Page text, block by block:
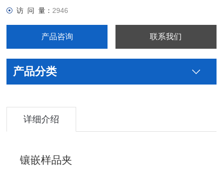
访 问 量： 2946
产品咨询 联系我们
产品分类
详细介绍
镶嵌样品夹